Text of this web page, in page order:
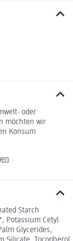
oder
möchten wir
Konsum
Starch
Potassium Cetyl
Glycerides,